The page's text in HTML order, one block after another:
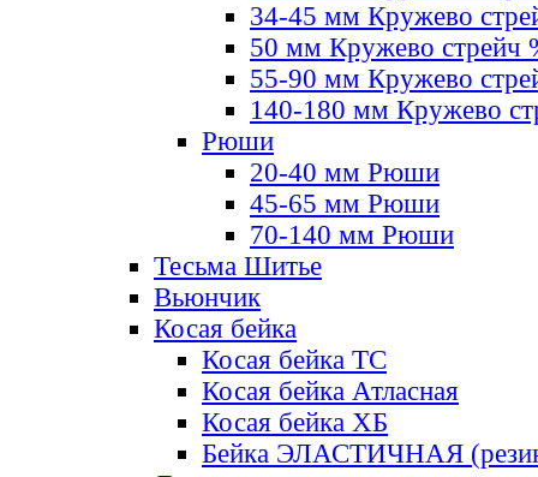
34-45 мм Кружево
50 мм Кружево стрейч
55-90 мм Кружево
140-180 мм Кружево
Рюши
20-40 мм Рюши
45-65 мм Рюши
70-140 мм Рюши
Тесьма Шитье
Вьюнчик
Косая бейка
Косая бейка ТС
Косая бейка Атласная
Косая бейка ХБ
Бейка ЭЛАСТИЧНАЯ